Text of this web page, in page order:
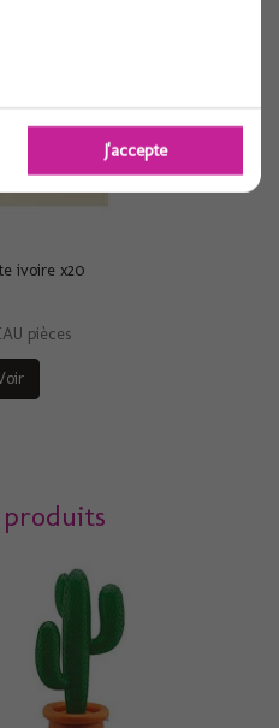
ivoire x20
pièces
J'accepte